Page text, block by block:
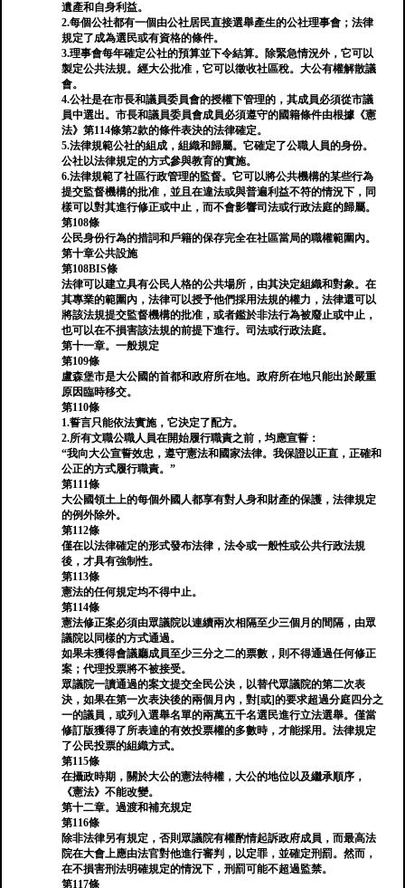
遺產和自身利益。
2.每個公社都有一個由公社居民直接選舉產生的公社理事會；法律
規定了成為選民或有資格的條件。
3.理事會每年確定公社的預算並下令結算。除緊急情況外，它可以
製定公共法規。經大公批准，它可以徵收社區稅。大公有權解散議
會。
4.公社是在市長和議員委員會的授權下管理的，其成員必須從市議
員中選出。市長和議員委員會成員必須遵守的國籍條件由根據《憲
法》第114條第2款的條件表決的法律確定。
5.法律規範公社的組成，組織和歸屬。它確定了公職人員的身份。
公社以法律規定的方式參與教育的實施。
6.法律規範了社區行政管理的監督。它可以將公共機構的某些行為
提交監督機構的批准，並且在違法或與普遍利益不符的情況下，同
樣可以對其進行修正或中止，而不會影響司法或行政法庭的歸屬。
第108條
公民身份行為的措詞和戶籍的保存完全在社區當局的職權範圍內。
第十章公共設施
第108BIS條
法律可以建立具有公民人格的公共場所，由其決定組織和對象。在
其專業的範圍內，法律可以授予他們採用法規的權力，法律還可以
將該法規提交監督機構的批准，或者鑑於非法行為被廢止或中止，
也可以在不損害該法規的前提下進行。司法或行政法庭。
第十一章。一般規定
第109條
盧森堡市是大公國的首都和政府所在地。政府所在地只能出於嚴重
原因臨時移交。
第110條
1.誓言只能依法實施，它決定了配方。
2.所有文職公職人員在開始履行職責之前，均應宣誓：
“我向大公宣誓效忠，遵守憲法和國家法律。我保證以正直，正確和
公正的方式履行職責。”
第111條
大公國領土上的每個外國人都享有對人身和財產的保護，法律規定
的例外除外。
第112條
僅在以法律確定的形式發布法律，法令或一般性或公共行政法規
後，才具有強制性。
第113條
憲法的任何規定均不得中止。
第114條
憲法修正案必須由眾議院以連續兩次相隔至少三個月的間隔，由眾
議院以同樣的方式通過。
如果未獲得會議廳成員至少三分之二的票數，則不得通過任何修正
案；代理投票將不被接受。
眾議院一讀通過的案文提交全民公決，以替代眾議院的第二次表
決，如果在第一次表決後的兩個月內，對[或]的要求超過分庭四分之
一的議員，或列入選舉名單的兩萬五千名選民進行立法選舉。僅當
修訂版獲得了所表達的有效投票權的多數時，才能採用。法律規定
了公民投票的組織方式。
第115條
在攝政時期，關於大公的憲法特權，大公的地位以及繼承順序，
《憲法》不能改變。
第十二章。過渡和補充規定
第116條
除非法律另有規定，否則眾議院有權酌情起訴政府成員，而最高法
院在大會上應由法官對他進行審判，以定罪，並確定刑罰。然而，
在不損害刑法明確規定的情況下，刑罰可能不超過監禁。
第117條